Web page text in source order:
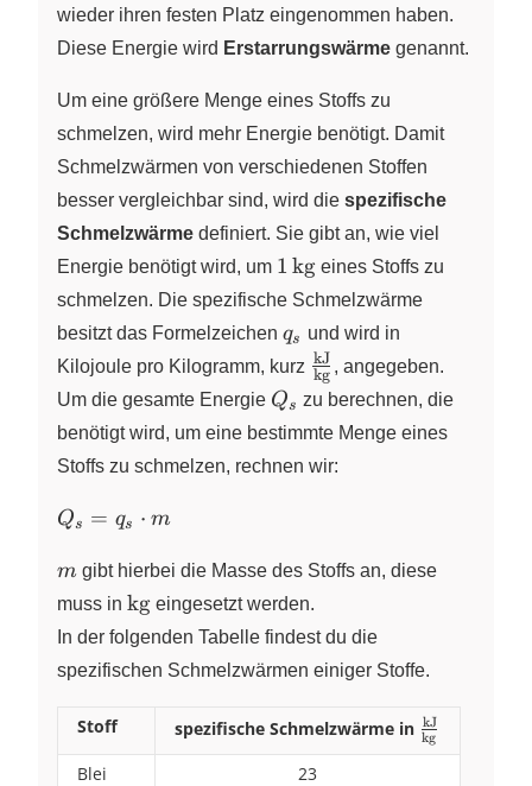
wieder ihren festen Platz eingenommen haben.
Diese Energie wird Erstarrungswärme genannt.
Um eine größere Menge eines Stoffs zu
schmelzen, wird mehr Energie benötigt. Damit
Schmelzwärmen von verschiedenen Stoffen
besser vergleichbar sind, wird die spezifische
Schmelzwärme definiert. Sie gibt an, wie viel
Energie benötigt wird, um 1\,\pu{kg}
1 kg eines Stoffs zu
schmelzen. Die spezifische Schmelzwärme
besitzt das Formelzeichen q_s
qs
und wird in
Kilojoule pro Kilogramm, kurz \frac{\pu{kJ}}
{\pu{kg}}
kg
kJ , angegeben.
Um die gesamte Energie Q_s
Qs zu berechnen, die
benötigt wird, um eine bestimmte Menge eines
Stoffs zu schmelzen, rechnen wir:
Q_s
q_s
\cdot
m
Qs = qs ⋅ m
m
m gibt hierbei die Masse des Stoffs an, diese
muss in \pu{kg}
kg eingesetzt werden.
In der folgenden Tabelle findest du die
spezifischen Schmelzwärmen einiger Stoffe.
Stoff spezifische Schmelzwärme in
{\pu{kg}}
kg
kJ
Blei
23